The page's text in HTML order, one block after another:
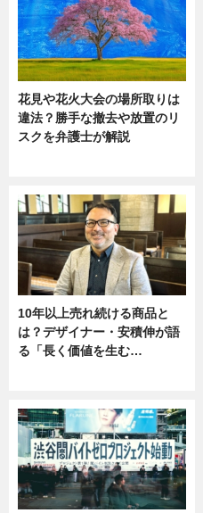
花見や花火大会の場所取りは
違法？勝手な撤去や放置のリ
スクを弁護士が解説
10年以上売れ続ける商品と
は？デザイナー・安積伸が語
る「長く価値を生む…